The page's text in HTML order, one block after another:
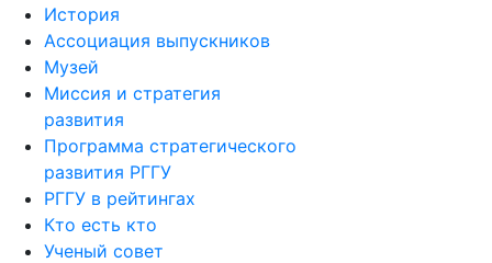
История
Ассоциация выпускников
Музей
Миссия и стратегия
развития
Программа стратегического
развития РГГУ
РГГУ в рейтингах
Кто есть кто
Ученый совет